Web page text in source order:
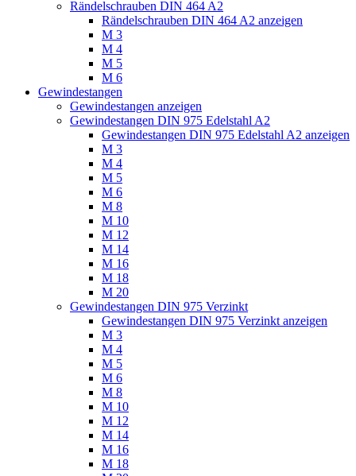
Rändelschrauben DIN 464 A2
Rändelschrauben DIN 464 A2 anzeigen
M 3
M 4
M 5
M 6
Gewindestangen
Gewindestangen anzeigen
Gewindestangen DIN 975 Edelstahl A2
Gewindestangen DIN 975 Edelstahl A2 anzeigen
M 3
M 4
M 5
M 6
M 8
M 10
M 12
M 14
M 16
M 18
M 20
Gewindestangen DIN 975 Verzinkt
Gewindestangen DIN 975 Verzinkt anzeigen
M 3
M 4
M 5
M 6
M 8
M 10
M 12
M 14
M 16
M 18